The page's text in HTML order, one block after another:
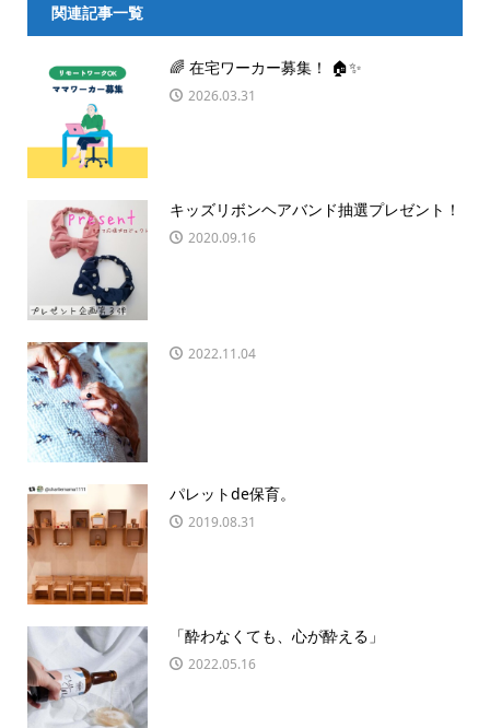
関連記事一覧
🌈 在宅ワーカー募集！ 🏠✨
2026.03.31
キッズリボンヘアバンド抽選プレゼント！
2020.09.16
2022.11.04
パレットde保育。
2019.08.31
「酔わなくても、心が酔える」
2022.05.16